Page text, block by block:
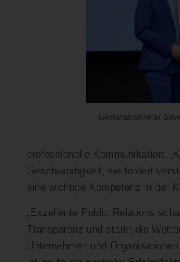
Generalsekretär
professionelle Kommunikation:
Geschwindigkeit, sie fordert
eine wichtige Kompetenz in der
„Exzellente Public Relations
Transparenz und stärkt die
Unternehmen und